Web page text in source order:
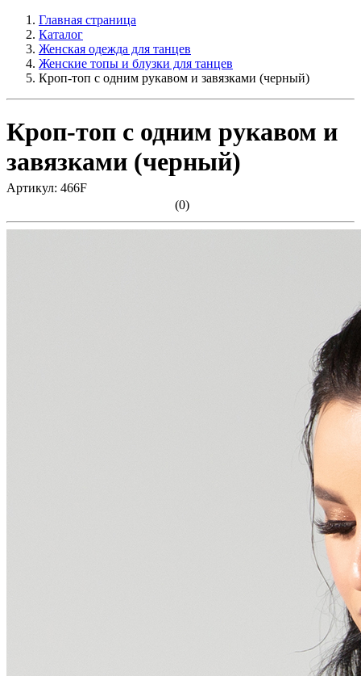
Главная страница
Каталог
Женская одежда для танцев
Женские топы и блузки для танцев
Кроп-топ с одним рукавом и завязками (черный)
Кроп-топ с одним рукавом и
завязками (черный)
Артикул: 466F
(0)